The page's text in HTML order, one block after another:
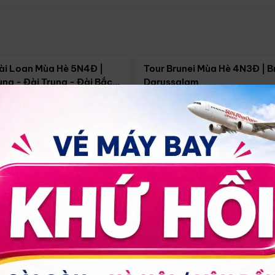
Loan Mùa Hè 5N4Đ |
- Đài Trung - Đài Bắc
18/09
Tour Brunei Mùa Hè 4N3Đ |
Darussalam
Hồ Chí Minh 4N3Đ
30/08 17/09 24/09
14.499.000đ Xem chi